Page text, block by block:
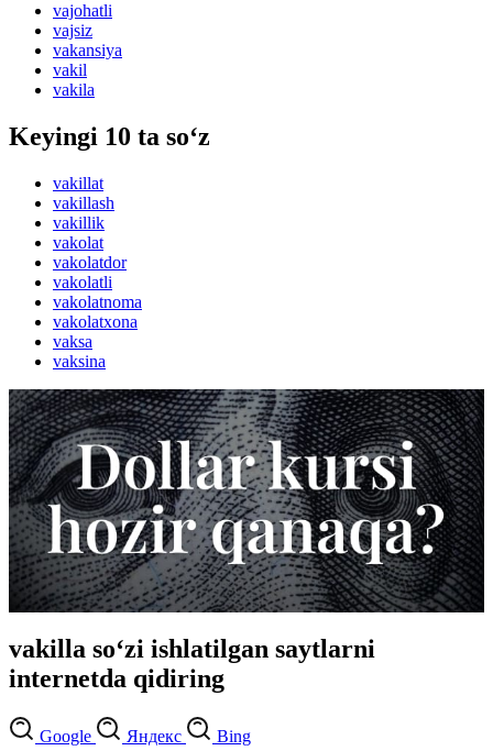
vajohatli
vajsiz
vakansiya
vakil
vakila
Keyingi 10 ta so‘z
vakillat
vakillash
vakillik
vakolat
vakolatdor
vakolatli
vakolatnoma
vakolatxona
vaksa
vaksina
vakilla so‘zi ishlatilgan saytlarni
internetda qidiring
Google Яндекс Bing